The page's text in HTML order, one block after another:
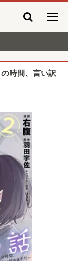
時間、言い訳